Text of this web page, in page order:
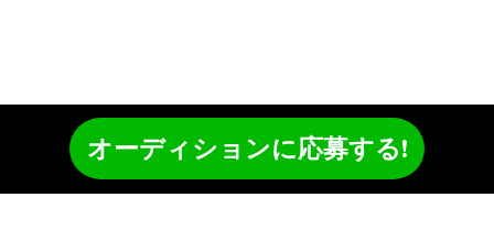
オーディションに応募する!